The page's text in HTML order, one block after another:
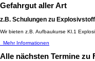
Gefahrgut aller Art
z.B. Schulungen zu
Wir bieten z.B. Aufbaukurse Kl.1
Mehr Informationen
Alle nächsten Termine zu